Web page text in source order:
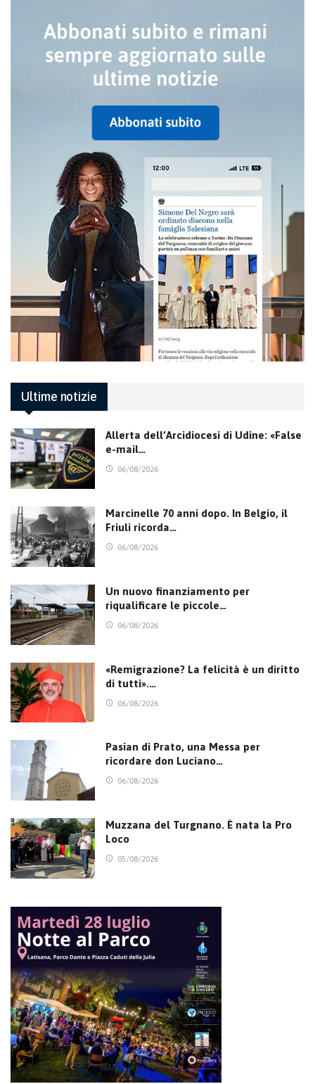
Ultime notizie
Allerta dell’Arcidiocesi di Udine: «False
e-mail…
06/08/2026
Marcinelle 70 anni dopo. In Belgio, il
Friuli ricorda…
06/08/2026
Un nuovo finanziamento per
riqualificare le piccole…
06/08/2026
«Remigrazione? La felicità è un diritto
di tutti».…
06/08/2026
Pasian di Prato, una Messa per
ricordare don Luciano…
06/08/2026
Muzzana del Turgnano. È nata la Pro
Loco
05/08/2026